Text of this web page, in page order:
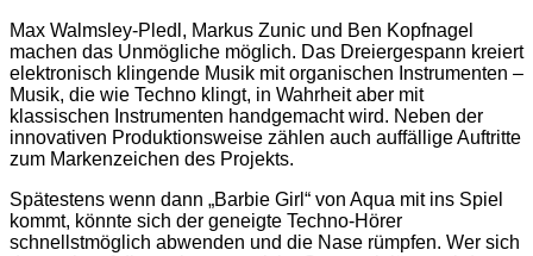
Max Walmsley-Pledl, Markus Zunic und Ben Kopfnagel
machen das Unmögliche möglich. Das Dreiergespann kreiert
elektronisch klingende Musik mit organischen Instrumenten –
Musik, die wie Techno klingt, in Wahrheit aber mit
klassischen Instrumenten handgemacht wird. Neben der
innovativen Produktionsweise zählen auch auffällige Auftritte
zum Markenzeichen des Projekts.
Spätestens wenn dann „Barbie Girl“ von Aqua mit ins Spiel
kommt, könnte sich der geneigte Techno-Hörer
schnellstmöglich abwenden und die Nase rümpfen. Wer sich